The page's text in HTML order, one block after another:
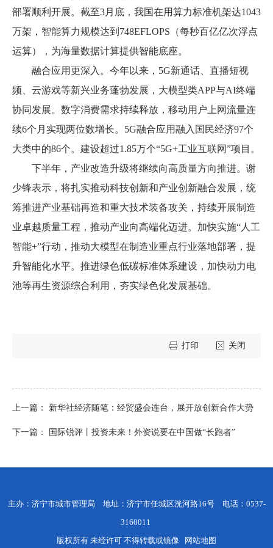
部署顺利开展。截至3月底，我国在用算力标准机架达1043
万架，智能算力规模达到748EFLOPS（每秒百亿亿次浮点
运算），为海量数据计算提供智能底座。
融合应用更深入。今年以来，5G新通话、直播短视
频、云游戏等新兴业务蓬勃发展，大模型类APP与AI终端
协同发展。数字消费需求持续释放，移动用户上网流量连
续6个月实现两位数增长。5G融合应用融入国民经济97个
大类中的86个。建设超过1.85万个“5G+工业互联网”项目。
下半年，产业改造升级将继续向高质量方向推进。谢
少锋表示，将扎实推动科技创新和产业创新融合发展，统
筹推进产业基础再造和重大技术装备攻关，持续开展制造
业卓越质量工程，推动产业向高端化迈进。加快实施“人工
智能+”行动，推动大模型在制造业重点行业落地部署，提
升智能化水平。推进绿色低碳标准体系建设，加快动力电
池等再生资源综合利用，夯实绿色化发展基础。
打印 关闭
上一篇： 新华社经济随笔：经贸盛会连台，展开放创新合作大势
下一篇： 国际锐评丨投资未来！外资说要在中国做“长跑者”
主办：济宁市城市管理局 地址：济宁市任城区洸河路16号 电话：0537-
3160011
版权所有 未经许可 不得转载或镜像
网站地图